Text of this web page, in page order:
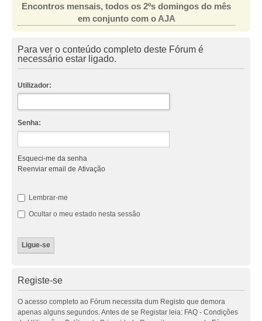
Encontros mensais, todos os 2ºs domingos do mês
em conjunto com o AJA
Para ver o conteúdo completo deste Fórum é
necessário estar ligado.
Utilizador:
Senha:
Esqueci-me da senha
Reenviar email de Ativação
Lembrar-me
Ocultar o meu estado nesta sessão
Registe-se
O acesso completo ao Fórum necessita dum Registo que demora
apenas alguns segundos. Antes de se Registar leia: FAQ - Condições